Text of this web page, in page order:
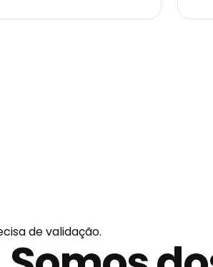
de validação.